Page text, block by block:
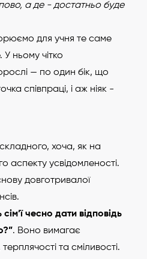
а де - достатньо буде
для учня те саме
ньому чітко
— по один бік, що
співпраці, і аж ніяк -
хоча, як на
аспекту усвідомленості.
довготривалої
чесно дати відповідь
. Воно вимагає
терплячості та сміливості.